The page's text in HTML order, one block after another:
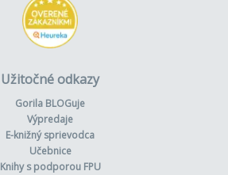
Užitočné odkazy
Gorila BLOGuje
Výpredaje
E-knižný sprievodca
Učebnice
Knihy s podporou FPU